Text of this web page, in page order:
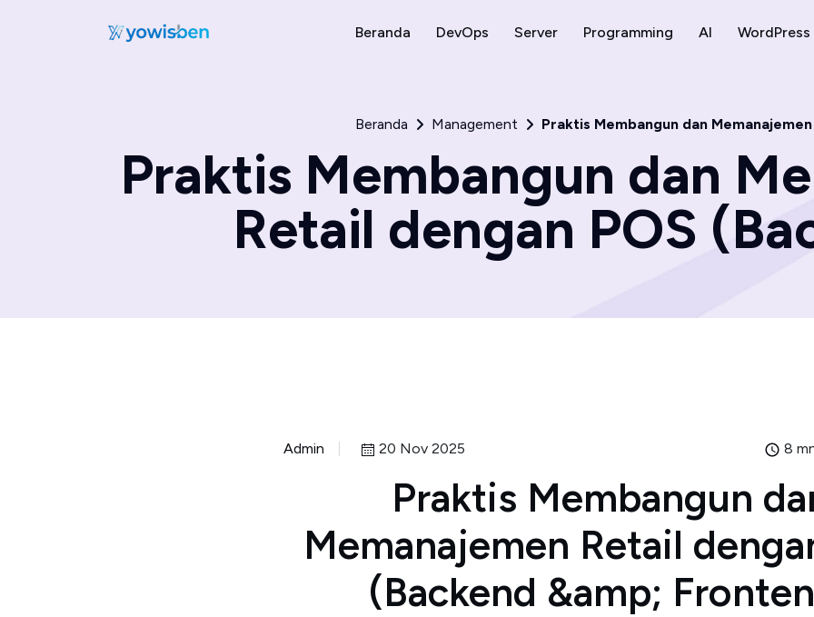
Beranda DevOps Server Programming AI WordPress
Beranda Management Praktis Membangun dan
Praktis Membangun dan
Retail dengan POS
Admin 20 Nov 2025 8
Praktis Membangun
Memanajemen Retail
(Backend &amp;